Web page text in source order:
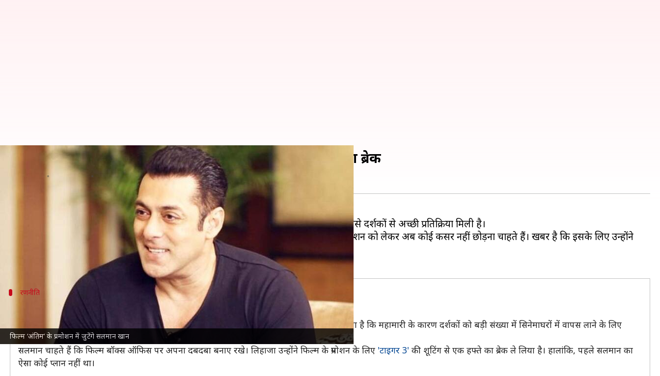
फिल्म ‘अंतिम’ के प्रमोशन में जुटेंगे सलमान खान
सलमान ने 'अंतिम' के प्रमोशन के लिए 'टाइगर 3' की शूटिंग से लिया ब्रेक
Nov 29, 2021 09:30 pm
'अंतिम: द फाइनल ट्रुथ'लंबे समय से चर्चा में है। फिल्म रिलीज हो चुकी है, जिसे दर्शकों से अच्छी प्रतिक्रिया मिली है।
बॉक्स ऑफिस पर भी उनकी इस फिल्म ने रफ्तार पकड़ ली है। ऐसे में सलमान फिल्म 'अंतिम' के प्रमोशन को लेकर अब कोई कसर नहीं छोड़ना चाहते हैं। खबर है कि इसके लिए उन्होंने
अपनी दूसरी फिल्म 'टाइगर 3' से भी ब्रेक ले लिया है।
रणनीति
इस पूरे हफ्ते 'अंतिम' का प्रमोशन करेंगे सलमान
के मुताबिक, सलमान रिलीज के बाद प्रचार में अमूमन कम ही शामिल होते हैं, लेकिन उनका मानना है कि महामारी के कारण दर्शकों को बड़ी संख्या में सिनेमाघरों में वापस लाने के लिए
ज्यादा प्रयास करने की जरूरत है।
सलमान चाहते हैं कि फिल्म बॉक्स ऑफिस पर अपना दबदबा बनाए रखे। लिहाजा उन्होंने फिल्म के प्रमोशन के लिए 'टाइगर 3' की शूटिंग से एक हफ्ते का ब्रेक ले लिया है। हालांकि, पहले सलमान का
ऐसा कोई प्लान नहीं था।